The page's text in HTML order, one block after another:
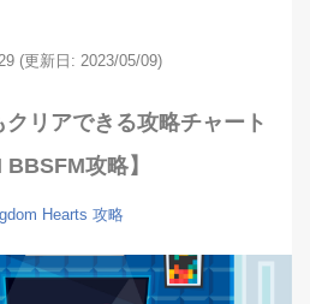
(更新日: 2023/05/09)
クリアできる攻略チャート
BBSFM攻略】
Hearts 攻略